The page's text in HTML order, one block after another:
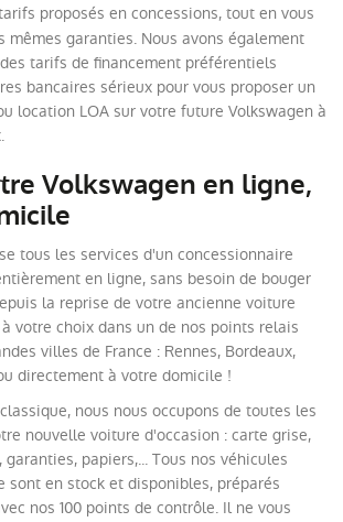
proposés en concessions, tout en vous
mêmes garanties. Nous avons également
tarifs de financement préférentiels
bancaires sérieux pour vous proposer un
location LOA sur votre future Volkswagen à
Volkswagen en ligne,
tous les services d'un concessionnaire
en ligne, sans besoin de bouger
la reprise de votre ancienne voiture
votre choix dans un de nos points relais
villes de France : Rennes, Bordeaux,
directement à votre domicile !
nous nous occupons de toutes les
nouvelle voiture d'occasion : carte grise,
papiers,... Tous nos véhicules
sont en stock et disponibles, préparés
nos 100 points de contrôle. Il ne vous